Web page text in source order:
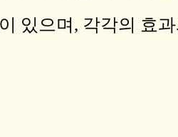
있으며, 각각의 효과